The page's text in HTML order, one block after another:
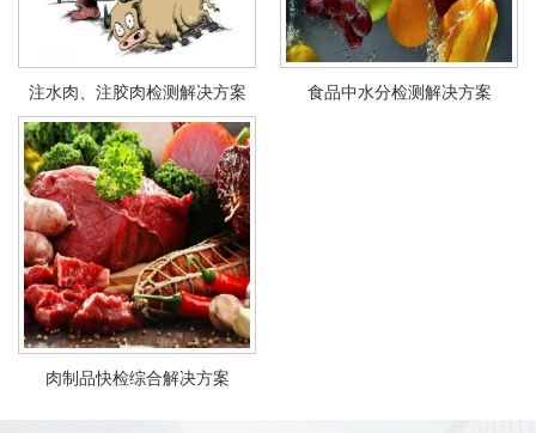
注水肉、注胶肉检测解决方案 食品中水分检测解决方案
肉制品快检综合解决方案